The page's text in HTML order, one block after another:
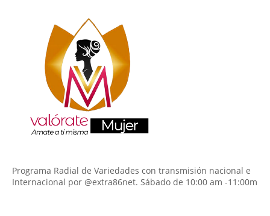
Programa Radial de Variedades con transmisión nacional e
Internacional por @extra86net. Sábado de 10:00 am -11:00m